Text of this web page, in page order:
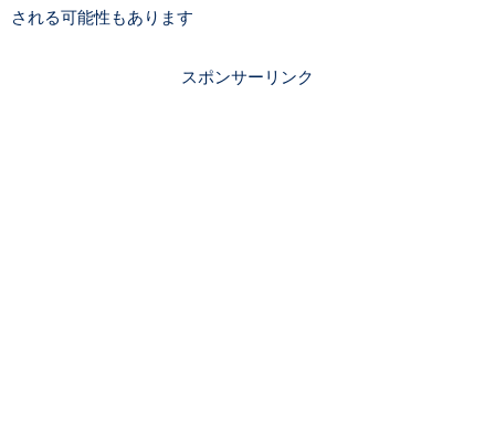
される可能性もあります
スポンサーリンク